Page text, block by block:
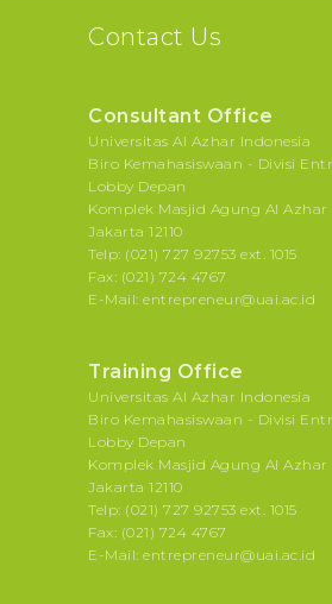
Contact Us
Consultant Office
Universitas Al Azhar Indonesia
Biro Kemahasiswaan - Divisi
Lobby Depan
Komplek Masjid Agung Al Azhar
Jakarta 12110
Telp: (021) 727 92753 ext. 1015
Fax: (021) 724 4767
E-Mail: entrepreneur@uai.ac.id
Training Office
Universitas Al Azhar Indonesia
Biro Kemahasiswaan - Divisi
Lobby Depan
Komplek Masjid Agung Al Azhar
Jakarta 12110
Telp: (021) 727 92753 ext. 1015
Fax: (021) 724 4767
E-Mail: entrepreneur@uai.ac.id